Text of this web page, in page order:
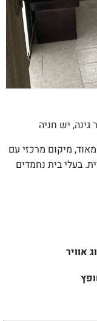
נחמדה מאוד, מיקום מרכזי עם
בעלי בית נחמדים
אוויר